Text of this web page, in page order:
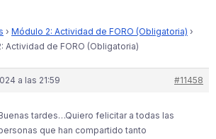
› Módulo 2: Actividad de FORO (Obligatoria) ›
Actividad de FORO (Obligatoria)
a las 21:59
#11458
tardes…Quiero felicitar a todas las
que han compartido tanto